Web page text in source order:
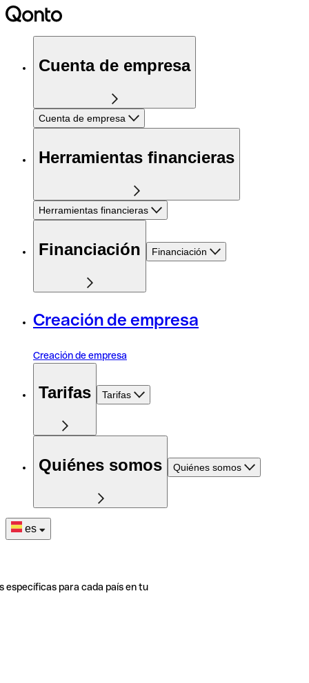
Cuenta de empresa
Cuenta de empresa
Herramientas financieras
Herramientas financieras
Financiación Financiación
Creación de empresa
Creación de empresa
Tarifas Tarifas
Quiénes somos Quiénes somos
es
específicas para cada país en tu